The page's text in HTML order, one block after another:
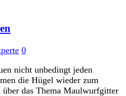
0
nicht unbedingt jeden
die Hügel wieder zum
über das Thema Maulwurfgitter